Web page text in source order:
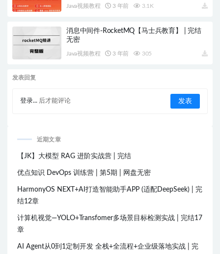
Java视频教程 3 年前 3.1K
消息中间件-RocketMQ【马士兵教育】 | 完结
无密
Java视频教程 3 年前 305
发表回复
登录... 后才能评论
近期文章
【JK】大模型 RAG 进阶实战营 | 完结
优点知识 DevOps 训练营 | 第5期 | 网盘无密
HarmonyOS NEXT+AI打造智能助手APP (适配DeepSeek) | 完
结12章
计算机视觉—YOLO+Transfomer多场景目标检测实战 | 完结17
章
AI Agent从0到1定制开发 全栈+全流程+企业级落地实战 | 完